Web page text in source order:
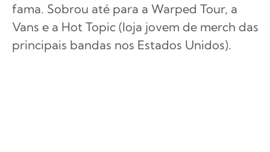
fama. Sobrou até para a Warped Tour, a
Vans e a Hot Topic (loja jovem de merch das
principais bandas nos Estados Unidos).